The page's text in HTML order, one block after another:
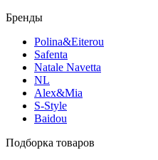
Бренды
Polina&Eiterou
Safenta
Natale Navetta
NL
Alex&Mia
S-Style
Baidou
Подборка товаров